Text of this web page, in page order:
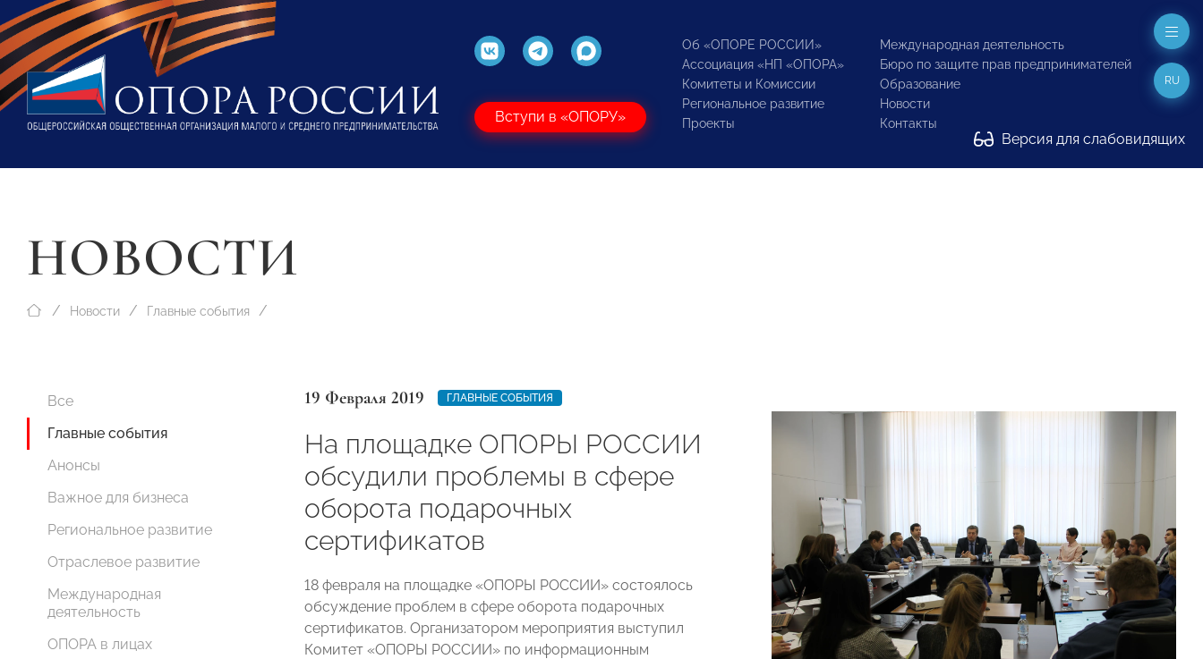
Вступи в «ОПОРУ»
Об «ОПОРЕ РОССИИ»
Ассоциация «НП «ОПОРА»
Комитеты и Комиссии
Региональное развитие
Проекты
Международная деятельность
Бюро по защите прав предпринимателей
Образование
Новости
Контакты
Версия для слабовидящих
RU
НОВОСТИ
Новости Главные события
Все
Главные события
Анонсы
Важное для бизнеса
Региональное развитие
Отраслевое развитие
Международная
деятельность
ОПОРА в лицах
19 Февраля 2019 ГЛАВНЫЕ СОБЫТИЯ
На площадке ОПОРЫ РОССИИ
обсудили проблемы в сфере
оборота подарочных
сертификатов
18 февраля на площадке «ОПОРЫ РОССИИ» состоялось
обсуждение проблем в сфере оборота подарочных
сертификатов. Организатором мероприятия выступил
Комитет «ОПОРЫ РОССИИ» по информационным